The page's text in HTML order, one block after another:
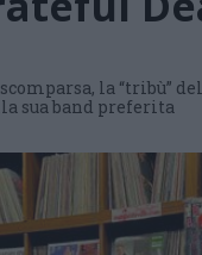
la “tribù”
sua band preferita